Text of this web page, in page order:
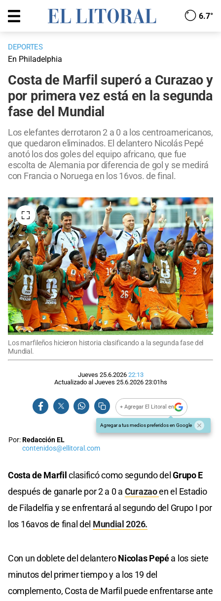
6.7°
DEPORTES
En Philadelphia
Costa de Marfil superó a Curazao y
por primera vez está en la segunda
fase del Mundial
Los elefantes derrotaron 2 a 0 a los centroamericanos,
que quedaron eliminados. El delantero Nicolás Pepé
anotó los dos goles del equipo africano, que fue
escolta de Alemania por diferencia de gol y se medirá
con Francia o Noruega en los 16vos. de final.
Los marfileños hicieron historia clasificando a la segunda fase del
Mundial.
Jueves 25.6.2026 22:13
Actualizado al Jueves 25.6.2026 23:01hs
+ Agregar El Litoral en
Agregar a tus medios preferidos en Google
Por:Redacción EL
contenidos@ellitoral.com
Costa de Marfilclasificó como segundo delGrupo E
después de ganarle por 2 a 0 a Curazaoen el Estadio
de Filadelfia y se enfrentará al segundo del Grupo I por
los 16avos de final del Mundial 2026.
Con un doblete del delanteroNicolas Pepéa los siete
minutos del primer tiempo y a los 19 del
complemento, Costa de Marfil puede enfrentarse ante